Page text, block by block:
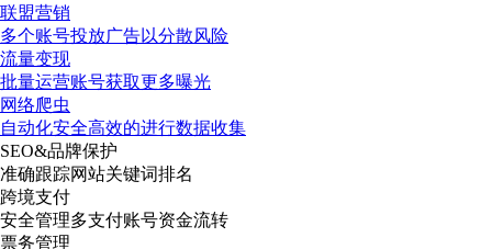
联盟营销
多个账号投放广告以分散风险
流量变现
批量运营账号获取更多曝光
网络爬虫
自动化安全高效的进行数据收集
SEO&品牌保护
准确跟踪网站关键词排名
跨境支付
安全管理多支付账号资金流转
票务管理